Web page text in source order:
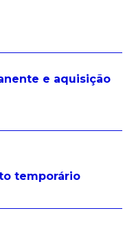
e aquisição
temporário